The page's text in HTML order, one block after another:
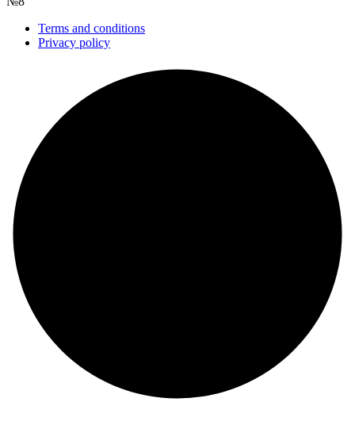
Terms and conditions
Privacy policy